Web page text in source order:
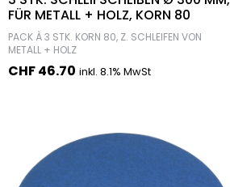
FÜR METALL + HOLZ, KORN 80
PACK À 3 STK. KORN 80, Z. SCHLEIFEN VON
METALL + HOLZ
CHF46.70 inkl. 8.1% MwSt